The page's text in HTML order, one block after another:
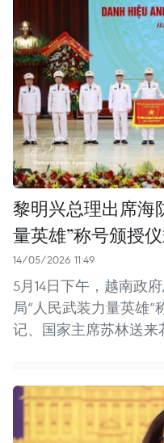
黎明兴总理出席海
量英雄”称号颁授
14/05/2026 11:49
5月14日下午，越南政
局“人民武装力量英雄
记、国家主席苏林送来